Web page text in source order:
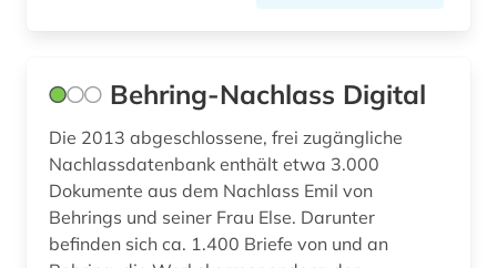
open science (2)
organische chemie (4)
organische synthese (2)
papier (1)
Behring-Nachlass Digital
Die 2013 abgeschlossene, frei zugängliche
Nachlassdatenbank enthält etwa 3.000
Dokumente aus dem Nachlass Emil von
Behrings und seiner Frau Else. Darunter
befinden sich ca. 1.400 Briefe von und an